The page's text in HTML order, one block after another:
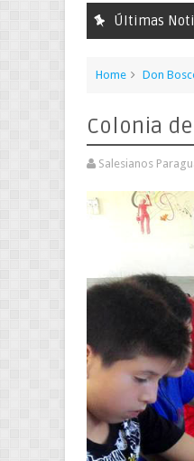
Últimas
Home Don
Colonia
Salesianos